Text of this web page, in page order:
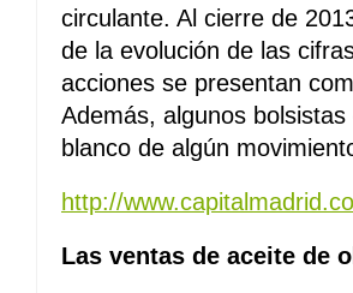
circulante. Al cierre de
de la evolución de las
acciones se presentan
Además, algunos
blanco de algún
http://
Las ventas de aceite de